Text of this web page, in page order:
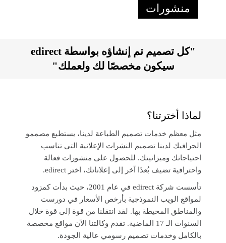
منشورات
"كل تصميم تم إنشاؤه بواسطة edirect
سيكون مخصصًا لك ولعملك"
لماذا أخترتنا؟
مثل معظم خدمات تصميم الطباعة لدينا، يستطيع مصممو
الجرافيك لدينا تصميم النشرات الإعلانية التي تناسب
احتياجاتك وميزانيتك. للحصول على منشورات فعالة
واحترافية تضيف بُعدًا آخر إلى إعلاناتك، اختر edirect.
تأسست شركة edirect في عام 2001، حيث بدأت كمزود
لمواقع الويب النموذجية بأرخص الأسعار في دورست
والمناطق المحيطة بها. لقد انتقلنا من قوة إلى قوة خلال
السنوات الـ 17 الماضية. تقدم وكالتنا الآن مواقع مخصصة
بالكامل وخدمات تصميم رسومي عالية الجودة.